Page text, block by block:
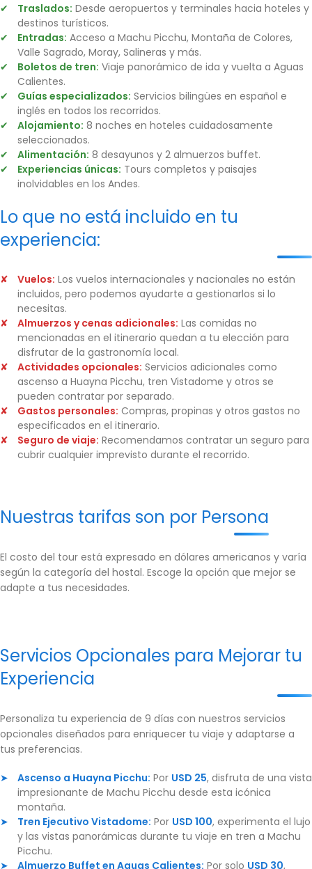
Traslados: Desde aeropuertos y terminales hacia hoteles y
destinos turísticos.
Entradas: Acceso a Machu Picchu, Montaña de Colores,
Valle Sagrado, Moray, Salineras y más.
Boletos de tren: Viaje panorámico de ida y vuelta a Aguas
Calientes.
Guías especializados: Servicios bilingües en español e
inglés en todos los recorridos.
Alojamiento: 8 noches en hoteles cuidadosamente
seleccionados.
Alimentación: 8 desayunos y 2 almuerzos buffet.
Experiencias únicas: Tours completos y paisajes
inolvidables en los Andes.
Lo que no está incluido en tu
experiencia:
Vuelos: Los vuelos internacionales y nacionales no están
incluidos, pero podemos ayudarte a gestionarlos si lo
necesitas.
Almuerzos y cenas adicionales: Las comidas no
mencionadas en el itinerario quedan a tu elección para
disfrutar de la gastronomía local.
Actividades opcionales: Servicios adicionales como
ascenso a Huayna Picchu, tren Vistadome y otros se
pueden contratar por separado.
Gastos personales: Compras, propinas y otros gastos no
especificados en el itinerario.
Seguro de viaje: Recomendamos contratar un seguro para
cubrir cualquier imprevisto durante el recorrido.
Nuestras tarifas son por Persona
El costo del tour está expresado en dólares americanos y varía
según la categoría del hostal. Escoge la opción que mejor se
adapte a tus necesidades.
Servicios Opcionales para Mejorar tu
Experiencia
Personaliza tu experiencia de 9 días con nuestros servicios
opcionales diseñados para enriquecer tu viaje y adaptarse a
tus preferencias.
Ascenso a Huayna Picchu: Por USD 25, disfruta de una vista
impresionante de Machu Picchu desde esta icónica
montaña.
Tren Ejecutivo Vistadome: Por USD 100, experimenta el lujo
y las vistas panorámicas durante tu viaje en tren a Machu
Picchu.
Almuerzo Buffet en Aguas Calientes: Por solo USD 30,